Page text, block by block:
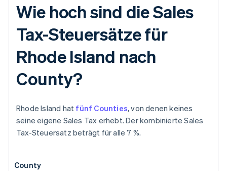
Wie hoch sind die Sales
Tax-Steuersätze für
Rhode Island nach
County?
Rhode Island hat fünf Counties, von denen keines
seine eigene Sales Tax erhebt. Der kombinierte Sales
Tax-Steuersatz beträgt für alle 7 %.
County